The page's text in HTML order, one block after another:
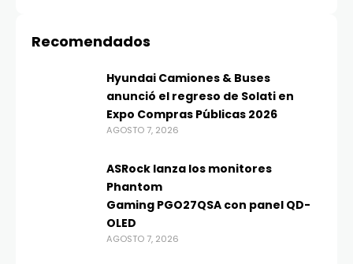
Recomendados
Hyundai Camiones & Buses
anunció el regreso de Solati en
Expo Compras Públicas 2026
AGOSTO 7, 2026
ASRock lanza los monitores
Phantom
Gaming PGO27QSA con panel QD-
OLED
AGOSTO 7, 2026